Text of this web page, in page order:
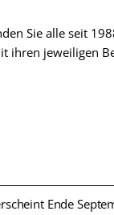
Sie alle seit
ihren jeweiligen
Ende